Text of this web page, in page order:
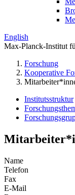
English
Max-Planck-Institut
Forschung
Kooperative
Institutsstruktur
Name
Telefon
Fax
E-Mail